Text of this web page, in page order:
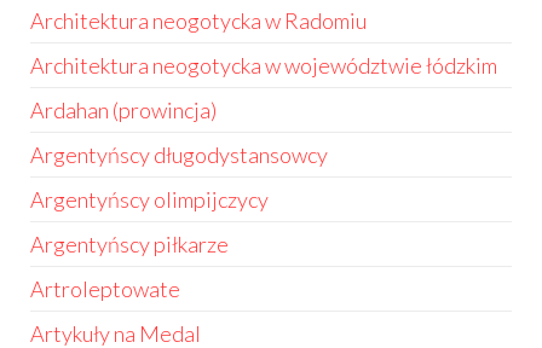
Architektura neogotycka w Radomiu
Architektura neogotycka w województwie łódzkim
Ardahan (prowincja)
Argentyńscy długodystansowcy
Argentyńscy olimpijczycy
Argentyńscy piłkarze
Artroleptowate
Artykuły na Medal